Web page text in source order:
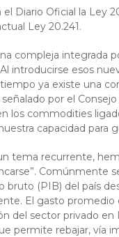
el Diario Oficial la
Ley 20.241.
compleja
introducirse esos
ya existe una
por el
los commodities
capacidad para
tema recurrente,
Comúnmente
(PIB) del país
El gasto promedio
del sector privado
permite rebajar, vía